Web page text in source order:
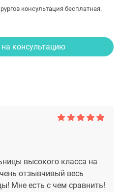
консультация бесплатная.
консультацию
высокого класса на
отзывчивый весь
Мне есть с чем сравнить!